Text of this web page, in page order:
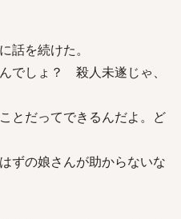
話を続けた。
でしょ？ 殺人未遂じゃ、
とだってできるんだよ。ど
ずの娘さんが助からないな